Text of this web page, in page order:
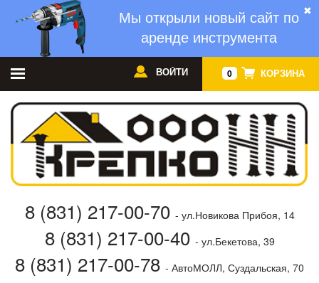
✖
Мы открыли новый сайт по
аренде инструмента
0 КОРЗИНА
ВОЙТИ
8 (831) 217-00-70 - ул.Новикова Прибоя, 14
8 (831) 217-00-40 - ул.Бекетова, 39
8 (831) 217-00-78 - АвтоМОЛЛ, Суздальская, 70